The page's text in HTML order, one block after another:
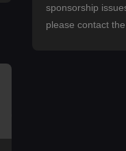
sponsorship
please contact